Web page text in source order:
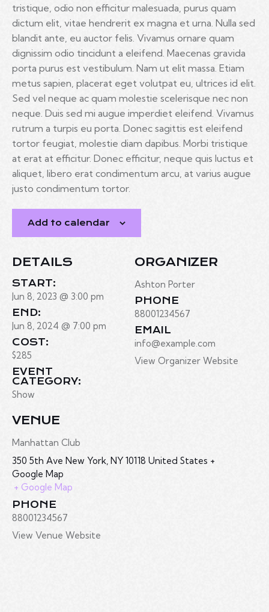
tristique, odio non efficitur malesuada, purus quam
dictum elit, vitae hendrerit ex magna et urna. Nulla sed
blandit ante, eu auctor felis. Vivamus ornare quam
dignissim odio tincidunt a eleifend. Maecenas gravida
porta purus est vestibulum. Nam ut elit massa. Etiam
metus sapien, placerat eget volutpat eu, ultrices id elit.
Sed vel neque ac quam molestie scelerisque nec non
neque. Duis sed mi augue imperdiet eleifend. Vivamus
rutrum a turpis eu porta. Donec sagittis est eleifend
tortor feugiat, molestie diam dapibus. Morbi tristique
at erat at efficitur. Donec efficitur, neque quis luctus et
aliquet, libero erat condimentum arcu, at varius augue
justo condimentum tortor.
Add to calendar
DETAILS
START:
Jun 8, 2023 @ 3:00 pm
END:
Jun 8, 2024 @ 7:00 pm
COST:
$285
EVENT
CATEGORY:
Show
ORGANIZER
Ashton Porter
PHONE
88001234567
EMAIL
info@example.com
View Organizer Website
VENUE
Manhattan Club
350 5th Ave New York, NY 10118 United States +
Google Map
+ Google Map
PHONE
88001234567
View Venue Website